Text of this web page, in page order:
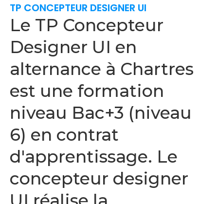
TP CONCEPTEUR DESIGNER UI
Le TP Concepteur
Designer UI en
alternance à Chartres
est une formation
niveau Bac+3 (niveau
6) en contrat
d'apprentissage. Le
concepteur designer